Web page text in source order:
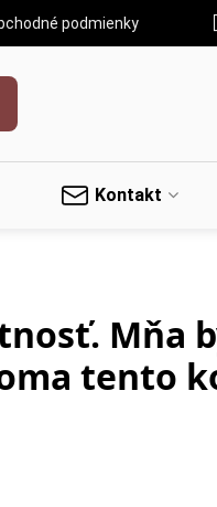
podmienky
Kontakt
Mňa
tento